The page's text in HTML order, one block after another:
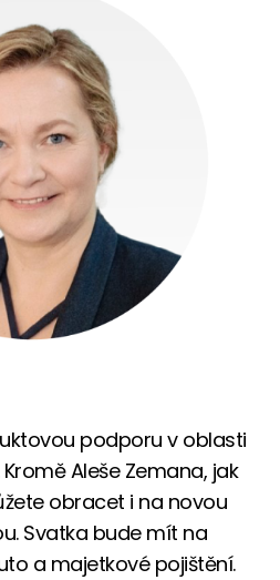
podporu v oblasti
Aleše Zemana, jak
obracet i na novou
Svatka bude mít na
a majetkové pojištění.